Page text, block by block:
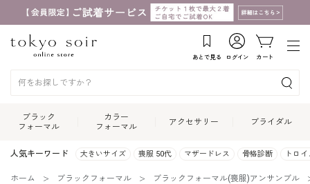
あとで見る ログイン カート
ブラック
フォーマル
カラー
フォーマル
アクセサリー ブライダル
人気キーワード 大きいサイズ 喪服 50代 マザードレス 骨格診断 トロ
ホーム ブラックフォーマル ブラックフォーマル(喪服)アンサンブル